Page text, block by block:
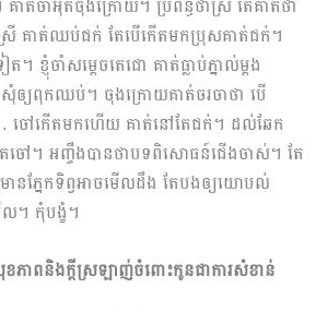
គាត់ចាំអ៊ុតចុងក្រោយ។ ប្រពន្ធថាស្រី តែគាត់ថា
គាត់ឈប់ជក់ តែបើកើតមកប្រុសគាត់ជក់។
ខ្ញុំចាំសម្ដេចតេជោ គាត់ធ្លាប់ភ្នាល់ម្ដង
ឲ្យពុកឈប់។ ចុងក្រោយគាត់ចរចាថា បើ
ចៅកើតមកហើយ គាត់នៅតែជក់។ ដល់ឆែក
ចៅ។ អញ្ចឹងបានថាបទពិសោធន៍ជើងចាស់។ តែ
នភ្នែកទិព្វអាចមើលដឹង តែបងឲ្យយោបល់
ល។ កុំបង្ខំ។
ភាពនិងក្ដីស្រឡាញ់ចំពោះកូនជាការសំខាន់